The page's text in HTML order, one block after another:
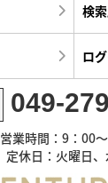
検
ロ
049-
営業時間：9：00
定休日：火曜日、